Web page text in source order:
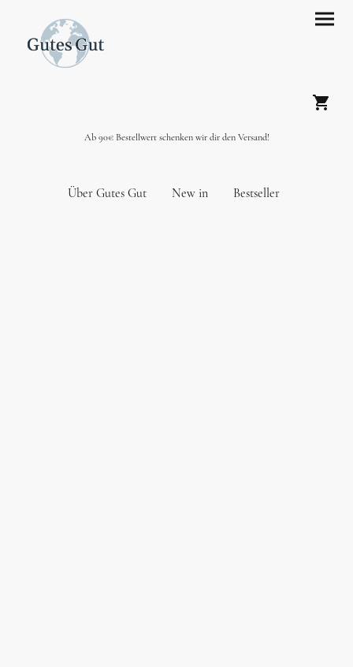
Ab 90€ Bestellwert schenken wir dir den Versand!
Über Gutes Gut New in Bestseller